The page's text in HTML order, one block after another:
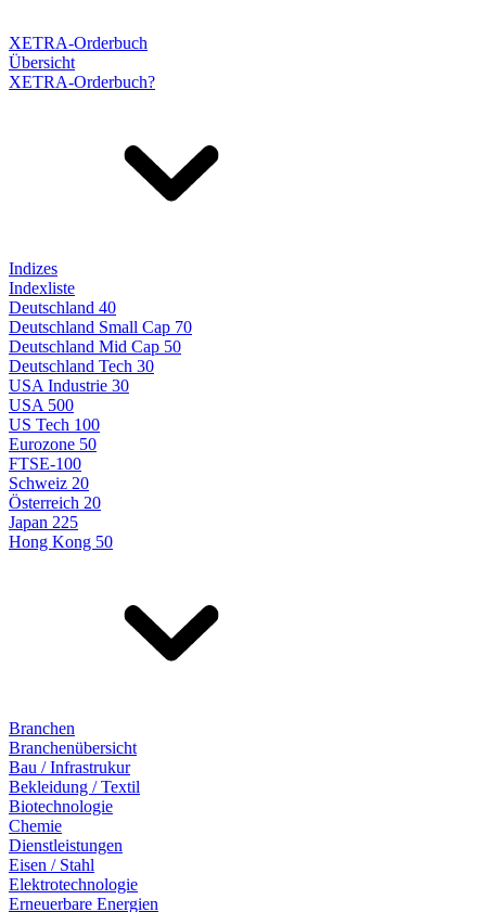
XETRA-Orderbuch
Übersicht
XETRA-Orderbuch?
Indizes
Indexliste
Deutschland 40
Deutschland Small Cap 70
Deutschland Mid Cap 50
Deutschland Tech 30
USA Industrie 30
USA 500
US Tech 100
Eurozone 50
FTSE-100
Schweiz 20
Österreich 20
Japan 225
Hong Kong 50
Branchen
Branchenübersicht
Bau / Infrastrukur
Bekleidung / Textil
Biotechnologie
Chemie
Dienstleistungen
Eisen / Stahl
Elektrotechnologie
Erneuerbare Energien